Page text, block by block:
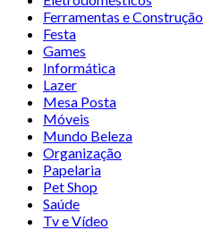
Ferramentas e Construção
Festa
Games
Informática
Lazer
Mesa Posta
Móveis
Mundo Beleza
Organização
Papelaria
Pet Shop
Saúde
Tv e Vídeo